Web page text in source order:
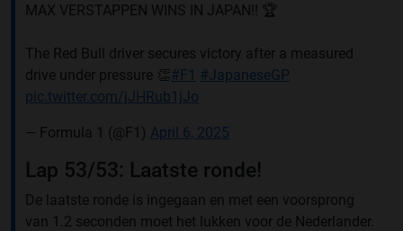
MAX VERSTAPPEN WINS IN JAPAN!! 🏆
The Red Bull driver secures victory after a measured
drive under pressure 👏#F1 #JapaneseGP
pic.twitter.com/jJHRub1jJo
— Formula 1 (@F1) April 6, 2025
Lap 53/53: Laatste ronde!
De laatste ronde is ingegaan en met een voorsprong
van 1.2 seconden moet het lukken voor de Nederlander.